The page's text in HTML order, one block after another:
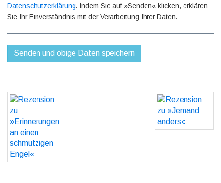
Datenschutzerklärung. Indem Sie auf »Senden« klicken, erklären
Sie Ihr Einverständnis mit der Verarbeitung Ihrer Daten.